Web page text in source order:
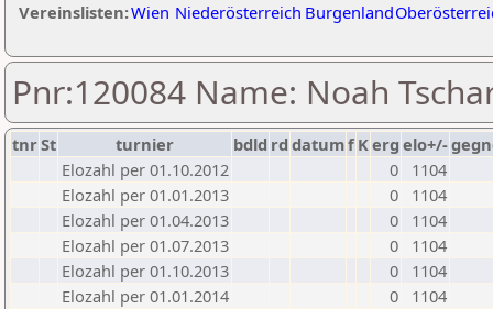
Vereinslisten:Wien Niederösterreich Burgenland
Pnr:120084 Name: Noah
tnrSt turnier bdld rd datumf Kerg elo+/-
Elozahl per 01.10.2012
0
1104
Elozahl per 01.01.2013
0
1104
Elozahl per 01.04.2013
0
1104
Elozahl per 01.07.2013
0
1104
Elozahl per 01.10.2013
0
1104
Elozahl per 01.01.2014
0
1104